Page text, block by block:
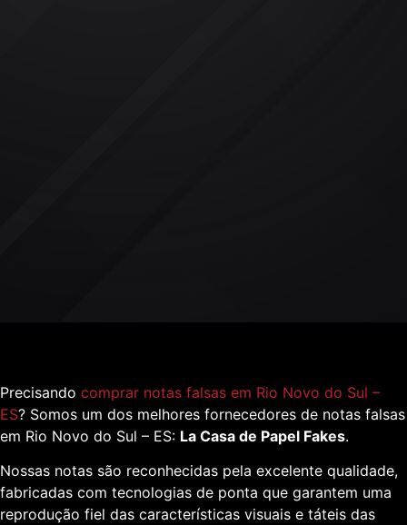
Precisando comprar notas falsas em Rio Novo do Sul –
ES? Somos um dos melhores fornecedores de notas falsas
em Rio Novo do Sul – ES: La Casa de Papel Fakes.
Nossas notas são reconhecidas pela excelente qualidade,
fabricadas com tecnologias de ponta que garantem uma
reprodução fiel das características visuais e táteis das